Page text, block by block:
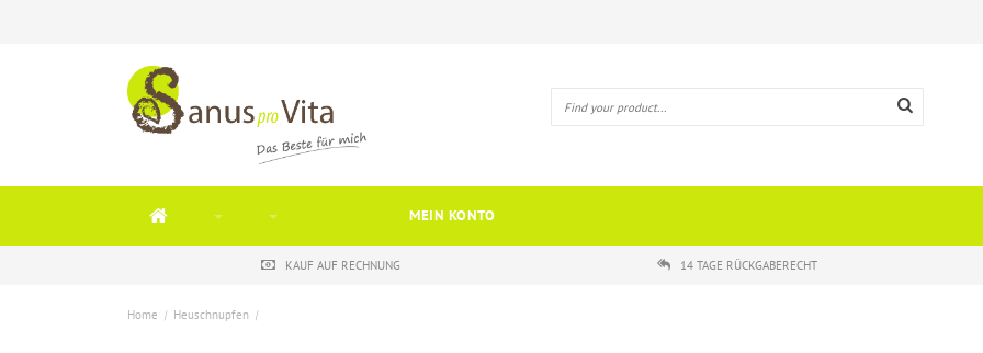
MEIN KONTO
KAUF AUF RECHNUNG 14 TAGE RÜCKGABERECHT
Home / Heuschnupfen /